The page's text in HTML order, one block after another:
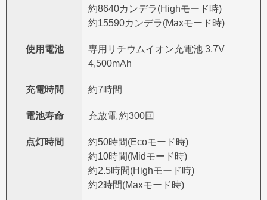
約8640カンデラ(Highモード時)
約15590カンデラ(Maxモード時)
使用電池
専用リチウムイオン充電池 3.7V
4,500mAh
充電時間 約7時間
電池寿命 充放電 約300回
点灯時間
約50時間(Ecoモード時)
約10時間(Midモード時)
約2.5時間(Highモード時)
約2時間(Maxモード時)